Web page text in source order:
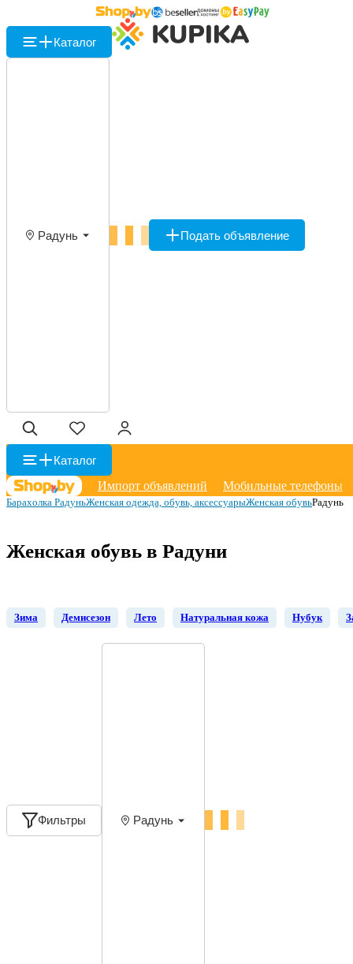
Каталог
Радунь Подать объявление
Каталог
Импорт объявлений
Мобильные телефоны
Барахолка РадуньЖенская одежда, обувь, аксессуарыЖенская обувьРадунь
Женская обувь в Радуни
Зима Демисезон Лето Натуральная кожа Нубук
Фильтры Радунь